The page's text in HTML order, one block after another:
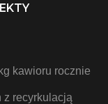
kawioru rocznie
z recyrkulacją